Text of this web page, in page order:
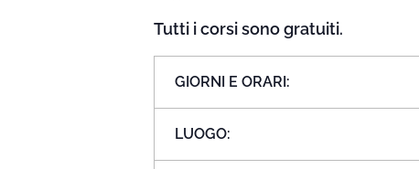
Tutti i corsi sono gratuiti.
GIORNI E ORARI:
LUOGO: